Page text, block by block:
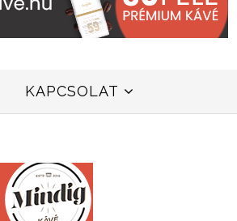
KAPCSOLAT